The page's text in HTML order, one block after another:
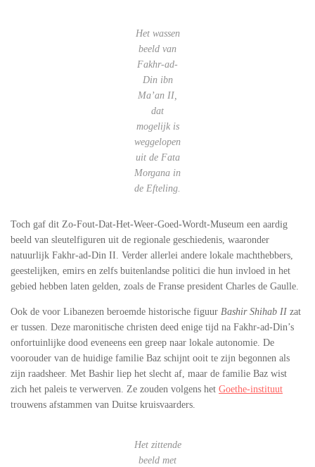
Het wassen
beeld van
Fakhr-ad-
Din ibn
Ma’an II,
dat
mogelijk is
weggelopen
uit de Fata
Morgana in
de Efteling.
Toch gaf dit Zo-Fout-Dat-Het-Weer-Goed-Wordt-Museum een aardig
beeld van sleutelfiguren uit de regionale geschiedenis, waaronder
natuurlijk Fakhr-ad-Din II. Verder allerlei andere lokale machthebbers,
geestelijken, emirs en zelfs buitenlandse politici die hun invloed in het
gebied hebben laten gelden, zoals de Franse president Charles de Gaulle.
Ook de voor Libanezen beroemde historische figuur Bashir Shihab II zat
er tussen. Deze maronitische christen deed enige tijd na Fakhr-ad-Din’s
onfortuinlijke dood eveneens een greep naar lokale autonomie. De
voorouder van de huidige familie Baz schijnt ooit te zijn begonnen als
zijn raadsheer. Met Bashir liep het slecht af, maar de familie Baz wist
zich het paleis te verwerven. Ze zouden volgens het Goethe-instituut
trouwens afstammen van Duitse kruisvaarders.
Het zittende
beeld met